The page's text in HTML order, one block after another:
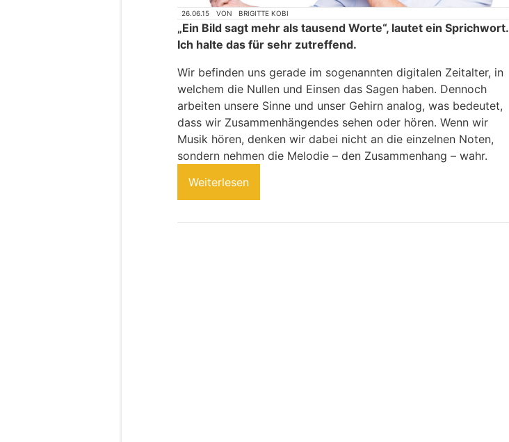
26.06.15 VON BRIGITTE KOBI
„Ein Bild sagt mehr als tausend Worte“, lautet ein Sprichwort.
Ich halte das für sehr zutreffend.
Wir befinden uns gerade im sogenannten digitalen Zeitalter, in
welchem die Nullen und Einsen das Sagen haben. Dennoch
arbeiten unsere Sinne und unser Gehirn analog, was bedeutet,
dass wir Zusammenhängendes sehen oder hören. Wenn wir
Musik hören, denken wir dabei nicht an die einzelnen Noten,
sondern nehmen die Melodie – den Zusammenhang – wahr.
Weiterlesen